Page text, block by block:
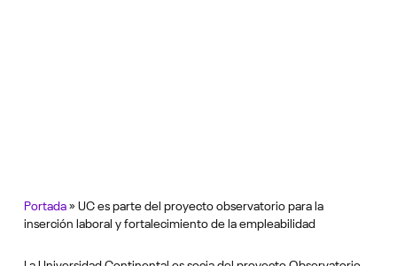
Portada»UC es parte del proyecto observatorio para la
inserción laboral y fortalecimiento de la empleabilidad